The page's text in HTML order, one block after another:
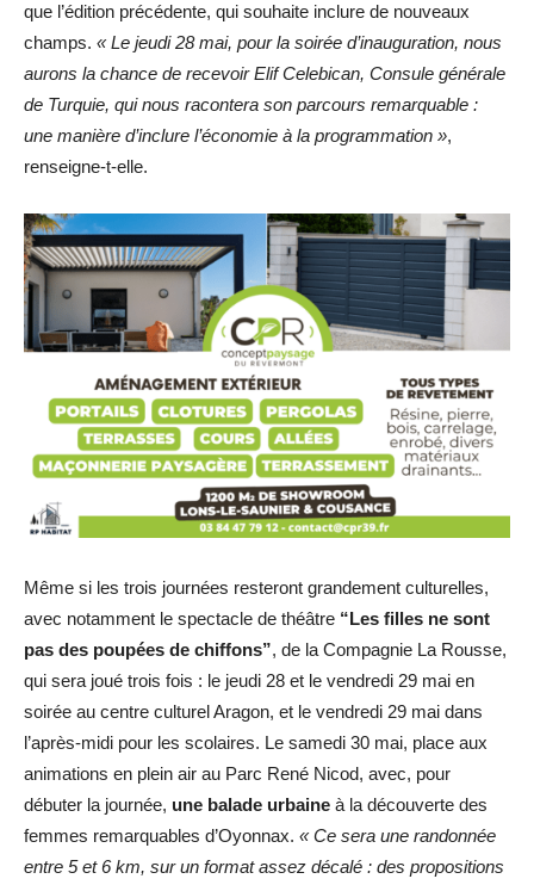
que l’édition précédente, qui souhaite inclure de nouveaux
champs. « Le jeudi 28 mai, pour la soirée d’inauguration, nous
aurons la chance de recevoir Elif Celebican, Consule générale
de Turquie, qui nous racontera son parcours remarquable :
une manière d’inclure l’économie à la programmation »,
renseigne-t-elle.
Même si les trois journées resteront grandement culturelles,
avec notamment le spectacle de théâtre “Les filles ne sont
pas des poupées de chiffons”, de la Compagnie La Rousse,
qui sera joué trois fois : le jeudi 28 et le vendredi 29 mai en
soirée au centre culturel Aragon, et le vendredi 29 mai dans
l’après-midi pour les scolaires. Le samedi 30 mai, place aux
animations en plein air au Parc René Nicod, avec, pour
débuter la journée, une balade urbaine à la découverte des
femmes remarquables d’Oyonnax. « Ce sera une randonnée
entre 5 et 6 km, sur un format assez décalé : des propositions